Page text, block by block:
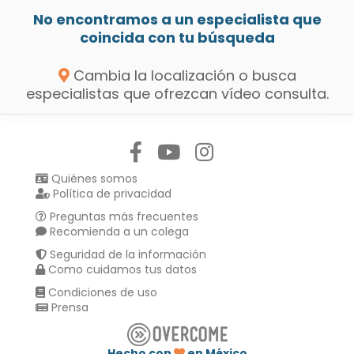
No encontramos a un especialista que
coincida con tu búsqueda
Cambia la localización o busca
especialistas que ofrezcan vídeo consulta.
Quiénes somos
Política de privacidad
Preguntas más frecuentes
Recomienda a un colega
Seguridad de la información
Como cuidamos tus datos
Condiciones de uso
Prensa